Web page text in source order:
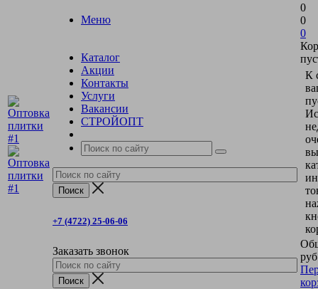
Меню
Каталог
Акции
Контакты
Услуги
Вакансии
СТРОЙОПТ
+7 (4722) 25-06-06
Заказать звонок
0
0
0
К